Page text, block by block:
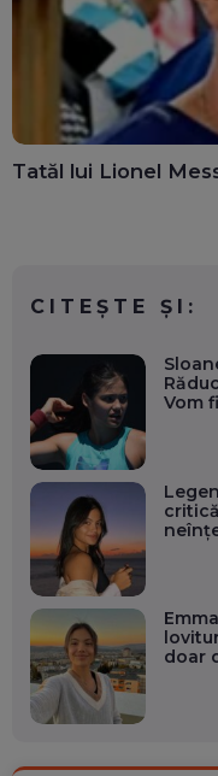
Tatăl lui Lionel
CITEȘTE ȘI:
Vom
doar